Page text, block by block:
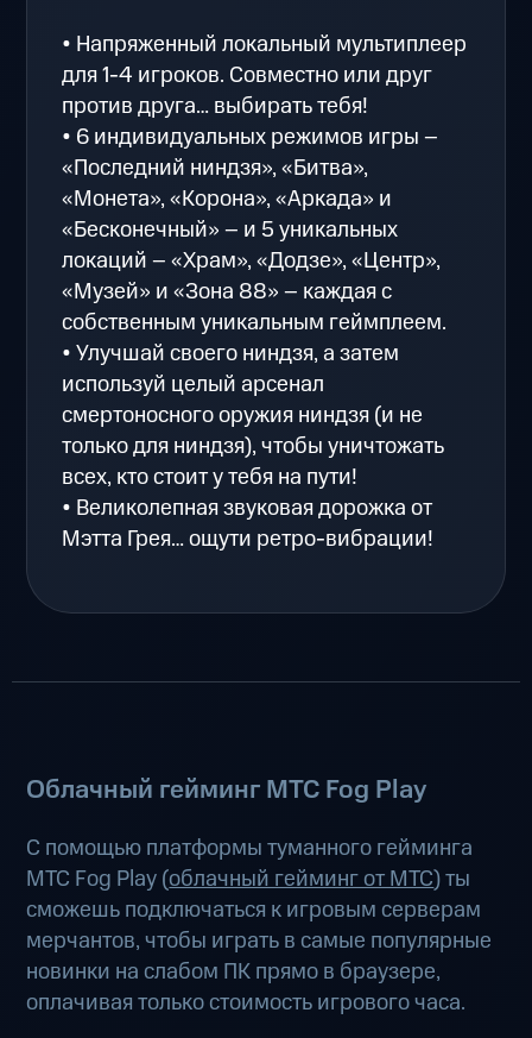
• Напряженный локальный мультиплеер
для 1-4 игроков. Совместно или друг
против друга… выбирать тебя!
• 6 индивидуальных режимов игры –
«Последний ниндзя», «Битва»,
«Монета», «Корона», «Аркада» и
«Бесконечный» – и 5 уникальных
локаций – «Храм», «Додзе», «Центр»,
«Музей» и «Зона 88» – каждая с
собственным уникальным геймплеем.
• Улучшай своего ниндзя, а затем
используй целый арсенал
смертоносного оружия ниндзя (и не
только для ниндзя), чтобы уничтожать
всех, кто стоит у тебя на пути!
• Великолепная звуковая дорожка от
Мэтта Грея… ощути ретро-вибрации!
Облачный гейминг МТС Fog Play
С помощью платформы туманного гейминга
МТС Fog Play (облачный гейминг от МТС) ты
сможешь подключаться к игровым серверам
мерчантов, чтобы играть в самые популярные
новинки на слабом ПК прямо в браузере,
оплачивая только стоимость игрового часа.